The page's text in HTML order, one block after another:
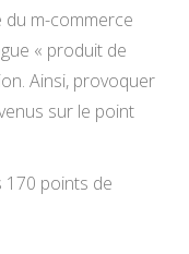
du m-commerce
« produit de
Ainsi, provoquer
sur le point
170 points de